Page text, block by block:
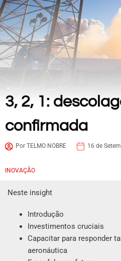
3, 2, 1:
confirmada
Por TELMO NOBRE 16 de
INOVAÇÃO
Neste insight
Introdução
Investimentos cruciais
Capacitar para responder
aeronáutica